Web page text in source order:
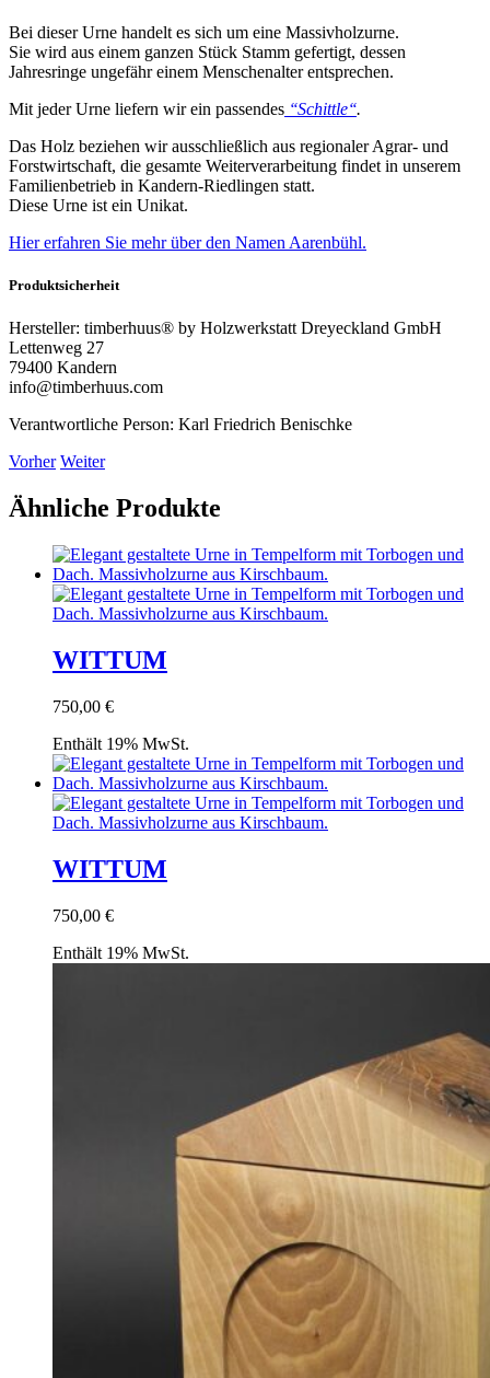
Bei dieser Urne handelt es sich um eine Massivholzurne.
Sie wird aus einem ganzen Stück Stamm gefertigt, dessen
Jahresringe ungefähr einem Menschenalter entsprechen.
Mit jeder Urne liefern wir ein passendes ‘‘Schittle‘‘.
Das Holz beziehen wir ausschließlich aus regionaler Agrar- und
Forstwirtschaft, die gesamte Weiterverarbeitung findet in unserem
Familienbetrieb in Kandern-Riedlingen statt.
Diese Urne ist ein Unikat.
Hier erfahren Sie mehr über den Namen Aarenbühl.
Produktsicherheit
Hersteller: timberhuus® by Holzwerkstatt Dreyeckland GmbH
Lettenweg 27
79400 Kandern
info@timberhuus.com
Verantwortliche Person: Karl Friedrich Benischke
Vorher Weiter
Ähnliche Produkte
WITTUM
750,00 €
Enthält 19% MwSt.
WITTUM
750,00 €
Enthält 19% MwSt.